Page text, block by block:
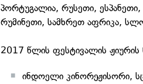
პორტუგალია, რუსეთი,
რუმინეთი, სამხრეთ აფრიკა,
2017 წლის ფესტივალის ჟიურის
ინდოელი კინორეჟისორი,